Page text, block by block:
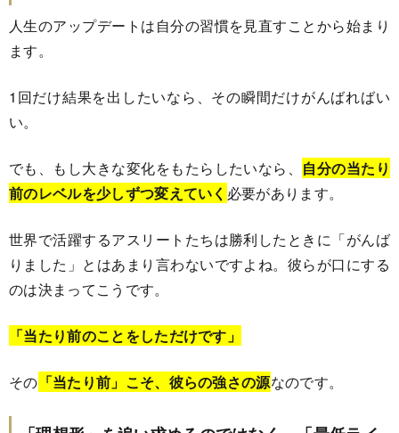
人生のアップデートは自分の習慣を見直すことから始まり
ます。
1回だけ結果を出したいなら、その瞬間だけがんばればい
い。
でも、もし大きな変化をもたらしたいなら、 自分の当たり
前のレベルを少しずつ変えていく 必要があります。
世界で活躍するアスリートたちは勝利したときに「がんば
りました」とはあまり言わないですよね。彼らが口にする
のは決まってこうです。
「当たり前のことをしただけです」
その 「当たり前」こそ、彼らの強さの源なのです。